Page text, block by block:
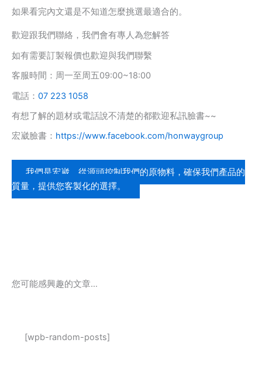
如果看完內文還是不知道怎麼挑選最適合的。
歡迎跟我們聯絡，我們會有專人為您解答
如有需要訂製報價也歡迎與我們聯繫
客服時間：周一至周五09:00~18:00
電話： 07 223 1058
有想了解的題材或電話說不清楚的都歡迎私訊臉書~~
宏崴臉書： https://www.facebook.com/honwaygroup
我們是宏崴，從源頭控制我們的原物料，確保我們產品的
質量，提供您客製化的選擇。
您可能感興趣的文章…
[wpb-random-posts]